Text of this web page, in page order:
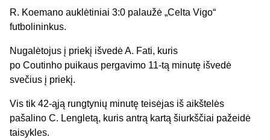
R. Koemano auklėtiniai 3:0 palaužė „Celta Vigo“
futbolininkus.
Nugalėtojus į priekį išvedė A. Fati, kuris
po Coutinho puikaus pergavimo 11-tą minutę išvedė
svečius į priekį.
Vis tik 42-ąją rungtynių minutę teisėjas iš aikštelės
pašalino C. Lengletą, kuris antrą kartą šiurkščiai pažeidė
taisykles.